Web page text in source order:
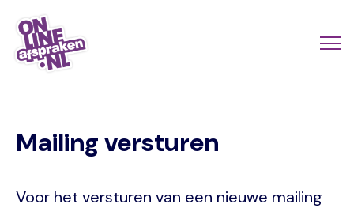
Naar
hoofdinhoud
Mailing versturen
Voor het versturen van een nieuwe mailing